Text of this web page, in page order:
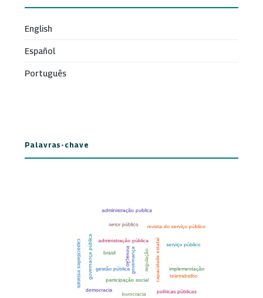
English
Español
Português
Palavras-chave